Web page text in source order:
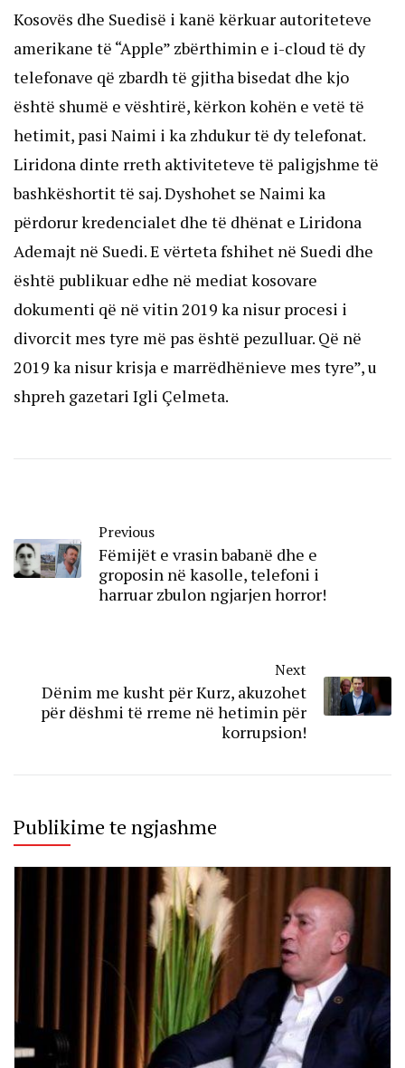
Kosovës dhe Suedisë i kanë kërkuar autoriteteve
amerikane të “Apple” zbërthimin e i-cloud të dy
telefonave që zbardh të gjitha bisedat dhe kjo
është shumë e vështirë, kërkon kohën e vetë të
hetimit, pasi Naimi i ka zhdukur të dy telefonat.
Liridona dinte rreth aktiviteteve të paligjshme të
bashkëshortit të saj. Dyshohet se Naimi ka
përdorur kredencialet dhe të dhënat e Liridona
Ademajt në Suedi. E vërteta fshihet në Suedi dhe
është publikuar edhe në mediat kosovare
dokumenti që në vitin 2019 ka nisur procesi i
divorcit mes tyre më pas është pezulluar. Që në
2019 ka nisur krisja e marrëdhënieve mes tyre”, u
shpreh gazetari Igli Çelmeta.
Previous
Fëmijët e vrasin babanë dhe e
groposin në kasolle, telefoni i
harruar zbulon ngjarjen horror!
Next
Dënim me kusht për Kurz, akuzohet
për dëshmi të rreme në hetimin për
korrupsion!
Publikime te ngjashme